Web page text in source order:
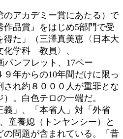
アカデミー賞にあたる）で
作品賞』をはじめ5部門で受
得た」（三澤真美恵〈日本大
化学科 教員〉、
ンフレット、17ペー
年からの10年間だけに限っ
され約８０００人が重罪とな
。白色テロの一端だ。
」、「本省人」対「外省
童養媳（トンヤンシー）と
の問題が含まれている。「昔